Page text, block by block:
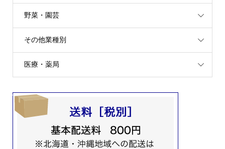
野菜・園芸
その他業種別
医療・薬局